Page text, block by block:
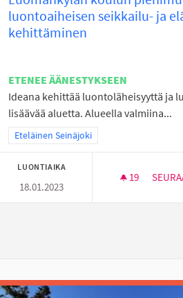
KÄRJEN KOULULLE
VÄLITUNTEIHIN UUDELLE KÄRJEN
luontoaiheisen seikkailu- ja
kehittäminen
ETENEE ÄÄNESTYKSEEN
Ideana kehittää luontoläheisyyttä ja
lisäävää aluetta. Alueella valmiina...
Rajaa tulokset teeman mukaan: Eteläinen
Eteläinen Seinäjoki
LUONTIAIKA
18.01.2023
19 19